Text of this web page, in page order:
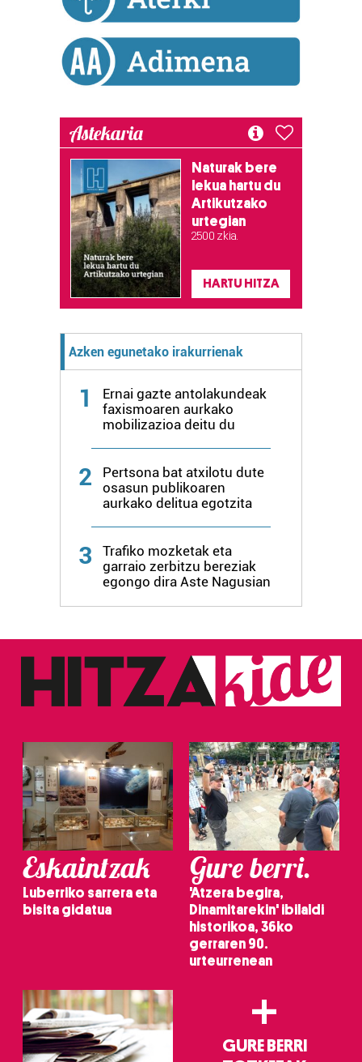
Astekaria
Naturak bere
lekua hartu du
Artikutzako
urtegian
2.500 zkia.
HARTU HITZA
Azken egunetako irakurrienak
1
Ernai gazte antolakundeak
faxismoaren aurkako
mobilizazioa deitu du
2
Pertsona bat atxilotu dute
osasun publikoaren
aurkako delitua egotzita
3
Trafiko mozketak eta
garraio zerbitzu bereziak
egongo dira Aste Nagusian
Eskaintzak
Luberriko sarrera eta
bisita gidatua
Gure berri.
'Atzera begira,
Dinamitarekin' ibilaldi
historikoa, 36ko
gerraren 90.
urteurrenean
+
GURE BERRI